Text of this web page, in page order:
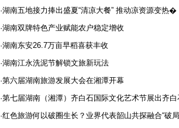
·湖南五地接力捧出盛夏“清凉大餐” 推动凉资源变热�
·湖南双牌特色产业赋能农户稳定增收
·湖南东安26.7万亩早稻喜获丰收
·湖南江永洗泥节解锁文旅新玩法
·第六届湖南旅游发展大会在湘潭开幕
·第七届湖南（湘潭）齐白石国际文化艺术节展出齐白
·红色旅游何以破圈生长？业界代表韶山共探融合“破局